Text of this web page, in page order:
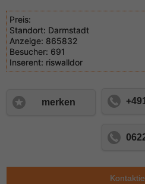
Preis:
Standort: Darmstadt
Anzeige: 865832
Besucher: 691
Inserent: riswalldor
merken